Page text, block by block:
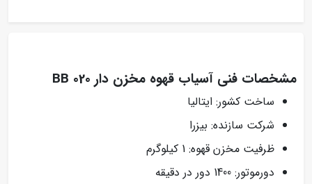
مشخصات فنی آسیاب قهوه مخزن دار BB 020
ساخت کشور: ایتالیا
شرکت سازنده: بیزرا
ظرفیت مخزن قهوه: 1 کیلوگرم
دورموتور: 1400 دور در دقیقه